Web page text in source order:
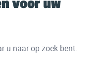
voor uw
u naar op zoek bent.